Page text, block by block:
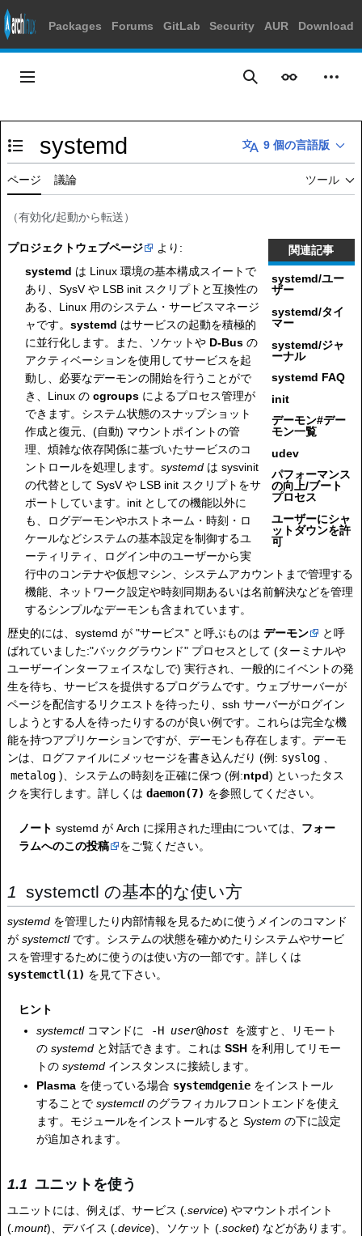
Packages Forums GitLab Security AUR Download
に
ス
キ
ッ
メインメニュー 検索 表示 個人
目次の表示・非表示を切り替え
systemd 9 個の言語版
ページ 議論 ツール
（有効化/起動から転送）
関連記事
systemd/ユー
ザー
systemd/タイ
マー
systemd/ジャ
ーナル
systemd FAQ
init
デーモン#デー
モン一覧
udev
パフォーマンス
の向上/ブート
プロセス
ユーザーにシャ
ットダウンを許
可
プロジェクトウェブページ
より:
systemd は Linux 環境の基本構成スイートで
あり、SysV や LSB init スクリプトと互換性の
ある、Linux 用のシステム・サービスマネージ
ャです。systemd はサービスの起動を積極的
に並行化します。また、ソケットや D-Bus の
アクティベーションを使用してサービスを起
動し、必要なデーモンの開始を行うことがで
き、Linux のcgroups によるプロセス管理が
できます。システム状態のスナップショット
作成と復元、(自動) マウントポイントの管
理、煩雑な依存関係に基づいたサービスのコ
ントロールを処理します。systemd は sysvinit
の代替として SysV や LSB init スクリプトをサ
ポートしています。init としての機能以外に
も、ログデーモンやホストネーム・時刻・ロ
ケールなどシステムの基本設定を制御するユ
ーティリティ、ログイン中のユーザーから実
行中のコンテナや仮想マシン、システムアカウントまで管理する
機能、ネットワーク設定や時刻同期あるいは名前解決などを管理
するシンプルなデーモンも含まれています。
歴史的には、systemd が "サービス" と呼ぶものは デーモン
と呼
ばれていました:"バックグラウンド" プロセスとして (ターミナルや
ユーザーインターフェイスなしで) 実行され、一般的にイベントの発
生を待ち、サービスを提供するプログラムです。ウェブサーバーが
ページを配信するリクエストを待ったり、ssh サーバーがログイン
しようとする人を待ったりするのが良い例です。これらは完全な機
能を持つアプリケーションですが、デーモンも存在します。デーモ
ンは、ログファイルにメッセージを書き込んだり (例: syslog
metalog )、システムの時刻を正確に保つ (例:ntpd) といったタス
クを実行します。詳しくは daemon(7) を参照してください。
ノート systemd が Arch に採用された理由については、 フォー
ラムへのこの投稿
をご覧ください。
systemctl の基本的な使い方
systemd を管理したり内部情報を見るために使うメインのコマンド
が systemctlです。システムの状態を確かめたりシステムやサービ
スを管理するために使うのは使い方の一部です。詳しくは
systemctl(1) を見て下さい。
ヒント
systemctlコマンドに -H user@host を渡すと、リモート
のsystemd と対話できます。これはSSH を利用してリモー
トのsystemd インスタンスに接続します。
Plasma を使っている場合 systemdgenie をインストール
することでsystemctlのグラフィカルフロントエンドを使え
ます。モジュールをインストールするとSystem の下に設定
が追加されます。
ユニットを使う
ユニットには、例えば、サービス ( .service) やマウントポイント
( .mount)、デバイス ( .device)、ソケット ( .socket) などがあります。